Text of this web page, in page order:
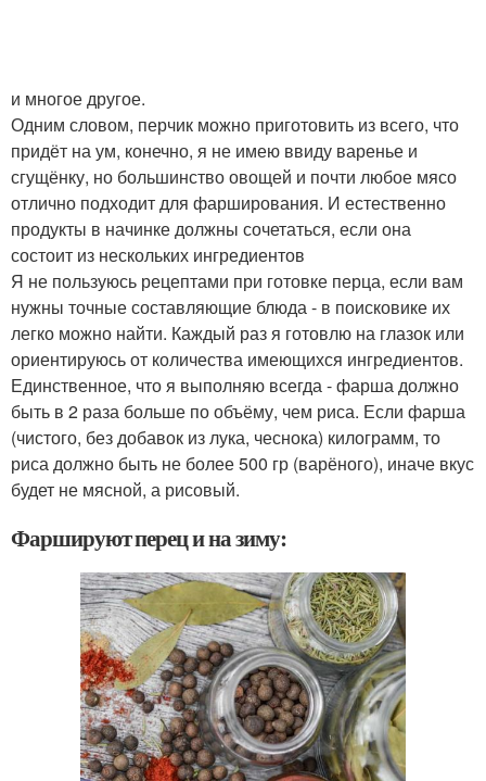
и многое другое.
Одним словом, перчик можно приготовить из всего, что
придёт на ум, конечно, я не имею ввиду варенье и
сгущёнку, но большинство овощей и почти любое мясо
отлично подходит для фарширования. И естественно
продукты в начинке должны сочетаться, если она
состоит из нескольких ингредиентов
Я не пользуюсь рецептами при готовке перца, если вам
нужны точные составляющие блюда - в поисковике их
легко можно найти. Каждый раз я готовлю на глазок или
ориентируюсь от количества имеющихся ингредиентов.
Единственное, что я выполняю всегда - фарша должно
быть в 2 раза больше по объёму, чем риса. Если фарша
(чистого, без добавок из лука, чеснока) килограмм, то
риса должно быть не более 500 гр (варёного), иначе вкус
будет не мясной, а рисовый.
Фаршируют перец и на зиму: